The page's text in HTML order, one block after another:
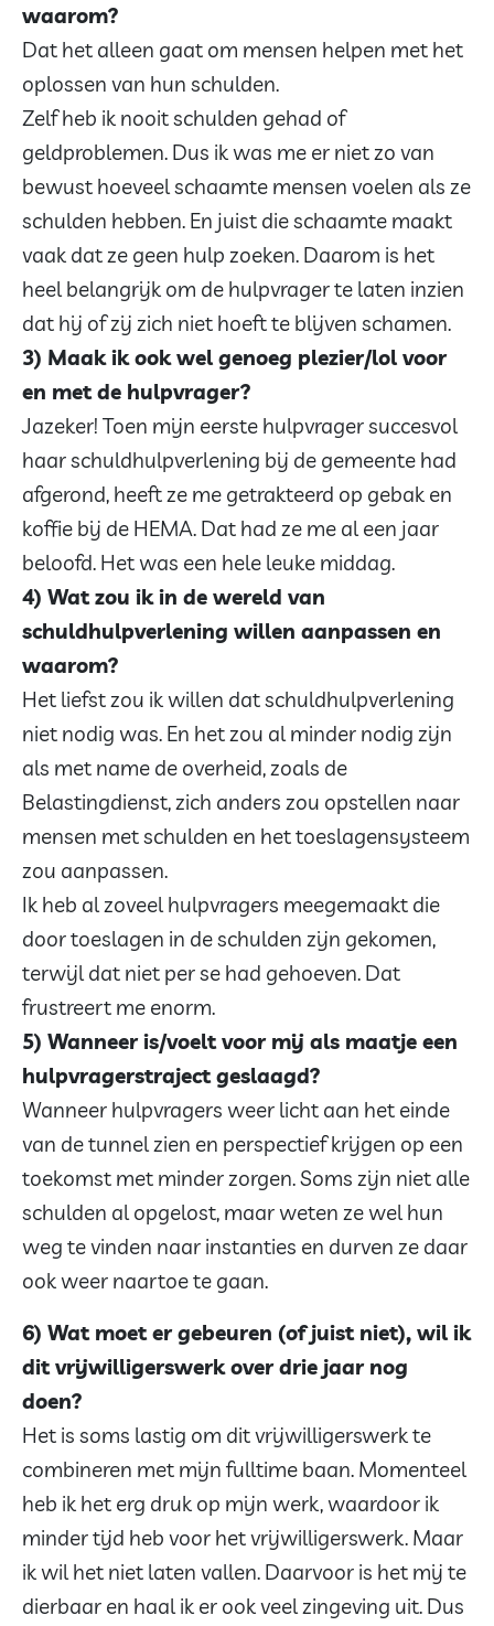
waarom?
Dat het alleen gaat om mensen helpen met het
oplossen van hun schulden.
Zelf heb ik nooit schulden gehad of
geldproblemen. Dus ik was me er niet zo van
bewust hoeveel schaamte mensen voelen als ze
schulden hebben. En juist die schaamte maakt
vaak dat ze geen hulp zoeken. Daarom is het
heel belangrijk om de hulpvrager te laten inzien
dat hij of zij zich niet hoeft te blijven schamen.
3) Maak ik ook wel genoeg plezier/lol voor
en met de hulpvrager?
Jazeker! Toen mijn eerste hulpvrager succesvol
haar schuldhulpverlening bij de gemeente had
afgerond, heeft ze me getrakteerd op gebak en
koffie bij de HEMA. Dat had ze me al een jaar
beloofd. Het was een hele leuke middag.
4) Wat zou ik in de wereld van
schuldhulpverlening willen aanpassen en
waarom?
Het liefst zou ik willen dat schuldhulpverlening
niet nodig was. En het zou al minder nodig zijn
als met name de overheid, zoals de
Belastingdienst, zich anders zou opstellen naar
mensen met schulden en het toeslagensysteem
zou aanpassen.
Ik heb al zoveel hulpvragers meegemaakt die
door toeslagen in de schulden zijn gekomen,
terwijl dat niet per se had gehoeven. Dat
frustreert me enorm.
5) Wanneer is/voelt voor mij als maatje een
hulpvragerstraject geslaagd?
Wanneer hulpvragers weer licht aan het einde
van de tunnel zien en perspectief krijgen op een
toekomst met minder zorgen. Soms zijn niet alle
schulden al opgelost, maar weten ze wel hun
weg te vinden naar instanties en durven ze daar
ook weer naartoe te gaan.
6) Wat moet er gebeuren (of juist niet), wil ik
dit vrijwilligerswerk over drie jaar nog
doen?
Het is soms lastig om dit vrijwilligerswerk te
combineren met mijn fulltime baan. Momenteel
heb ik het erg druk op mijn werk, waardoor ik
minder tijd heb voor het vrijwilligerswerk. Maar
ik wil het niet laten vallen. Daarvoor is het mij te
dierbaar en haal ik er ook veel zingeving uit. Dus